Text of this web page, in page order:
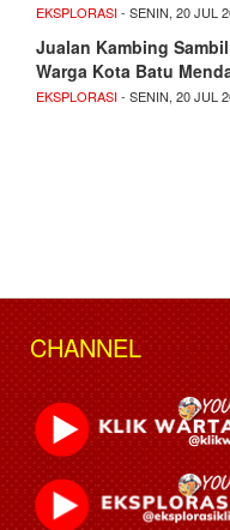
EKSPLORASI- SENIN, 20 JUL
Jualan Kambing
Warga Kota Batu
EKSPLORASI- SENIN, 20 JUL
CHANNEL